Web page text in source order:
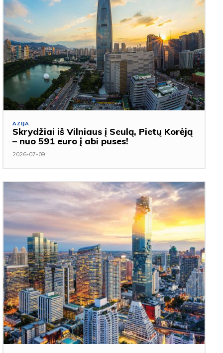
AZIJA
Skrydžiai iš Vilniaus į Seulą, Pietų Korėją
– nuo 591 euro į abi puses!
2026-07-09